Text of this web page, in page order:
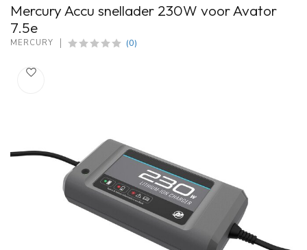
Mercury Accu snellader 230W voor Avator
7.5e
MERCURY (0)